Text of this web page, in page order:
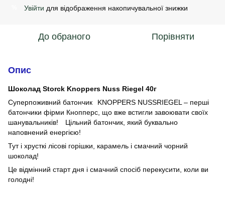
Увійти для відображення накопичувальної знижки
До обраного Порівняти
Опис
Шоколад Storck Knoppers Nuss Riegel 40г
Суперпоживний батончик⠀KNOPPERS NUSSRIEGEL – перші
батончики фірми Кнопперс, що вже встигли завоювати своїх
шанувальників! ⠀Цільний батончик, який буквально
наповнений енергією! ⠀
Тут і хрусткі лісові горішки, карамель і смачний чорний
шоколад! ⠀
Це відмінний старт дня і смачний спосіб перекусити, коли ви
голодні!